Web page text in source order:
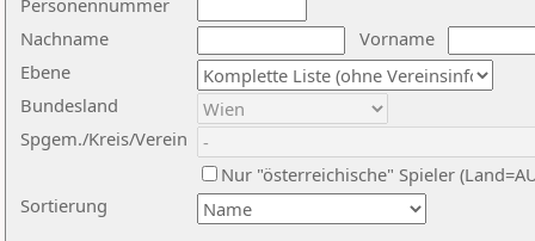
Nachname
Vorname
Ebene
Sortierung
Personennummer
Bundesland
Spgem./Kreis/Verein
Nur "österreichische" Spieler